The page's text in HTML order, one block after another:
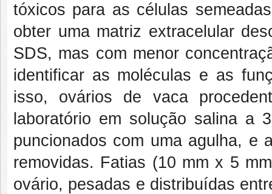
tóxicos para as células
obter uma matriz extracelular
SDS, mas com menor
identificar as moléculas e as
isso, ovários de vaca
laboratório em solução salina a
puncionados com uma agulha, e
removidas. Fatias (10 mm x 5
ovário, pesadas e distribuídas